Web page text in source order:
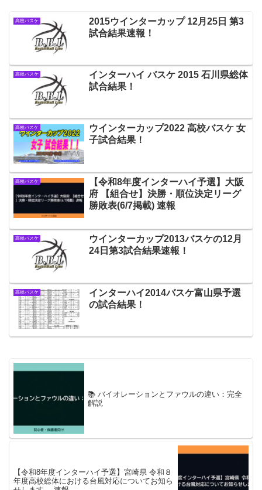
高校バスケ
2015ウインターカップ 12月25日 第3
試合結果速報！
高校バスケ
インターハイ バスケ 2015 石川県総体
試合結果！
高校バスケ
ウインターカップ2022 高校バスケ 女
子試合結果！
高校バスケ
【令和8年度インターハイ予選】大阪
府 【組合せ】決勝・順位決定リーグ
勝敗表(6/7掲載) 速報
高校バスケ
ウインターカップ2013バスケの12月
24日第3試合結果速報！
高校バスケ
インターハイ2014バスケ富山県予選
の試合結果！
📚 バイオレーションとファウルの違い：完全
解説
【令和8年度インターハイ予選】宮崎県 令和８
年度高校総体における台風対応についてお知ら